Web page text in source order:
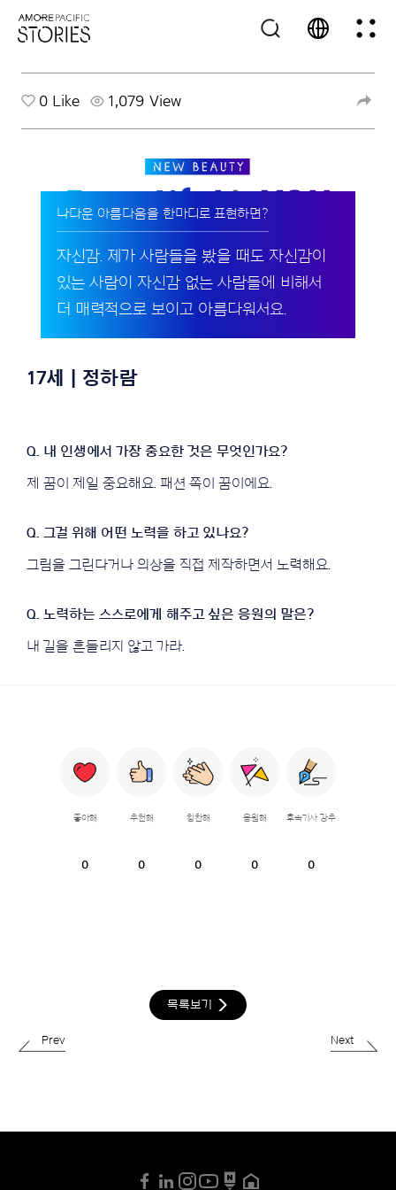
0 Like 1,079 View
나다운 아름다움을 한마디로 표현하면?
자신감. 제가 사람들을 봤을 때도 자신감이
있는 사람이 자신감 없는 사람들에 비해서
더 매력적으로 보이고 아름다워서요.
17세 | 정하람
제 꿈이 제일 중요해요. 패션 쪽이 꿈이에요.
그림을 그린다거나 의상을 직접 제작하면서 노력해요.
내 길을 흔들리지 않고 가라.
좋아해
0
추천해
0
칭찬해
0
응원해
0
후속기사 강추
0
목록보기
Prev Next